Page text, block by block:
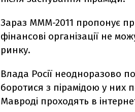
Зараз МММ-2011 пропонує
фінансові організації не
ринку.
Влада Росії неодноразово
боротися з пірамідою у них
Мавроді проходять в